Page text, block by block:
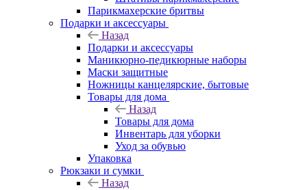
Парикмахерские бритвы
Подарки и аксессуары
Назад
Подарки и аксессуары
Маникюрно-педикюрные наборы
Маски защитные
Ножницы канцелярские, бытовые
Товары для дома
Назад
Товары для дома
Инвентарь для уборки
Уход за обувью
Упаковка
Рюкзаки и сумки
Назад